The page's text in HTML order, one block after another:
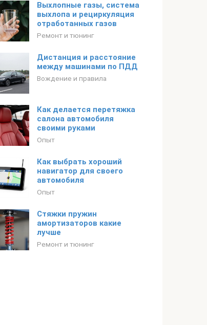
Выхлопные газы, система
выхлопа и рециркуляция
отработанных газов
Ремонт и тюнинг
Дистанция и расстояние
между машинами по ПДД
Вождение и правила
Как делается перетяжка
салона автомобиля
своими руками
Опыт
Как выбрать хороший
навигатор для своего
автомобиля
Опыт
Стяжки пружин
амортизаторов какие
лучше
Ремонт и тюнинг